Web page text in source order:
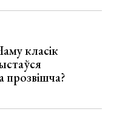
класік
прозвішча?